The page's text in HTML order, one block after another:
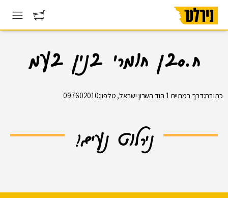
ח.סבן חומרי בנין בעמ
כתובת:דרך רמתיים 1 הוד השרון ישראל, טלפון:097602010
נירלוט נעים!